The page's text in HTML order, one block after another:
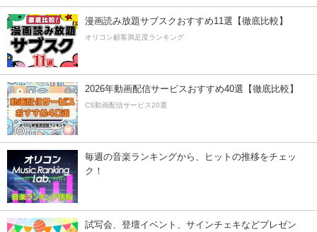
漫画読み放題サブスクおすすめ11選【徹底比較】
オリコン顧客満足度ランキング
2026年動画配信サービスおすすめ40選【徹底比較】
CS動画配信サービス20選
毎週の音楽ランキングから、ヒットの推移をチェッ
ク！
試写会、登壇イベント、サインチェキなどプレゼン